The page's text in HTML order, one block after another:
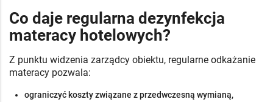
Co daje regularna dezynfekcja
materacy hotelowych?
Z punktu widzenia zarządcy obiektu, regularne odkażanie
materacy pozwala:
ograniczyć koszty związane z przedwczesną wymianą,